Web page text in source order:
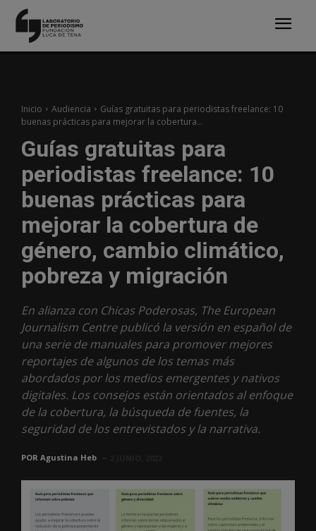
Inicio Audiencia
Guías gratuitas para periodistas freelance: 10
buenas prácticas para mejorar la cobertura...
Guías gratuitas para
periodistas freelance: 10
buenas prácticas para
mejorar la cobertura de
género, cambio climático,
pobreza y migración
En alianza con Chicas Poderosas, The European
Journalism Centre publicó la versión en español de
una serie de manuales para promover mejores
reportajes de algunos de los temas más
abordados por los medios emergentes y nativos
digitales. Los consejos están orientados al enfoque
de la cobertura, la búsqueda de fuentes, la
seguridad de los entrevistados y la narrativa.
POR Agustina Heb